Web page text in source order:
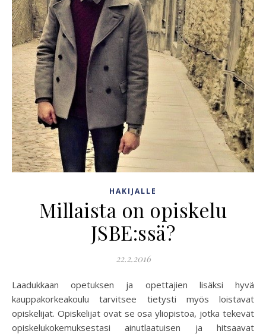
HAKIJALLE
Millaista on opiskelu
JSBE:ssä?
22.2.2016
Laadukkaan opetuksen ja opettajien lisäksi hyvä
kauppakorkeakoulu tarvitsee tietysti myös loistavat
opiskelijat. Opiskelijat ovat se osa yliopistoa, jotka tekevät
opiskelukokemuksestasi ainutlaatuisen ja hitsaavat